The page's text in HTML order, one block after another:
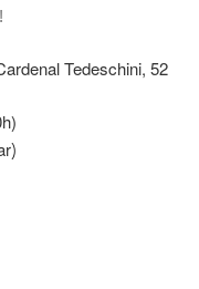
Tedeschini, 52
)